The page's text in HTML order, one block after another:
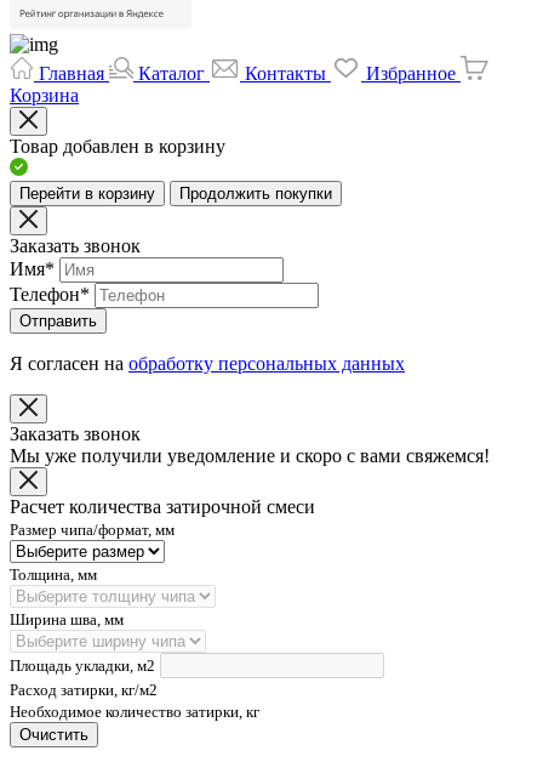
Главная Каталог Контакты
Избранное
Корзина
Товар добавлен в корзину
Перейти в корзину Продолжить покупки
Заказать звонок
Имя*
Телефон*
Отправить
Я согласен на обработку персональных данных
Заказать звонок
Мы уже получили уведомление и скоро с вами свяжемся!
Расчет количества затирочной смеси
Размер чипа/формат, мм
Толщина, мм
Ширина шва, мм
Площадь укладки, м2
Расход затирки, кг/м2
Необходимое количество затирки, кг
Очистить